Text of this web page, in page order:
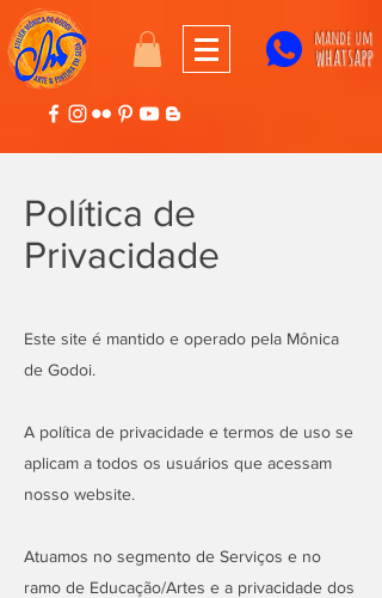
mande um
whatsapp
Política de
Privacidade
Este site é mantido e operado pela Mônica
de Godoi.
A política de privacidade e termos de uso se
aplicam a todos os usuários que acessam
nosso website.
Atuamos no segmento de Serviços e no
ramo de Educação/Artes e a privacidade dos